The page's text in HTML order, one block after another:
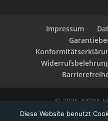
Impressum
© 2026 AXDIA
Diese Website benutzt